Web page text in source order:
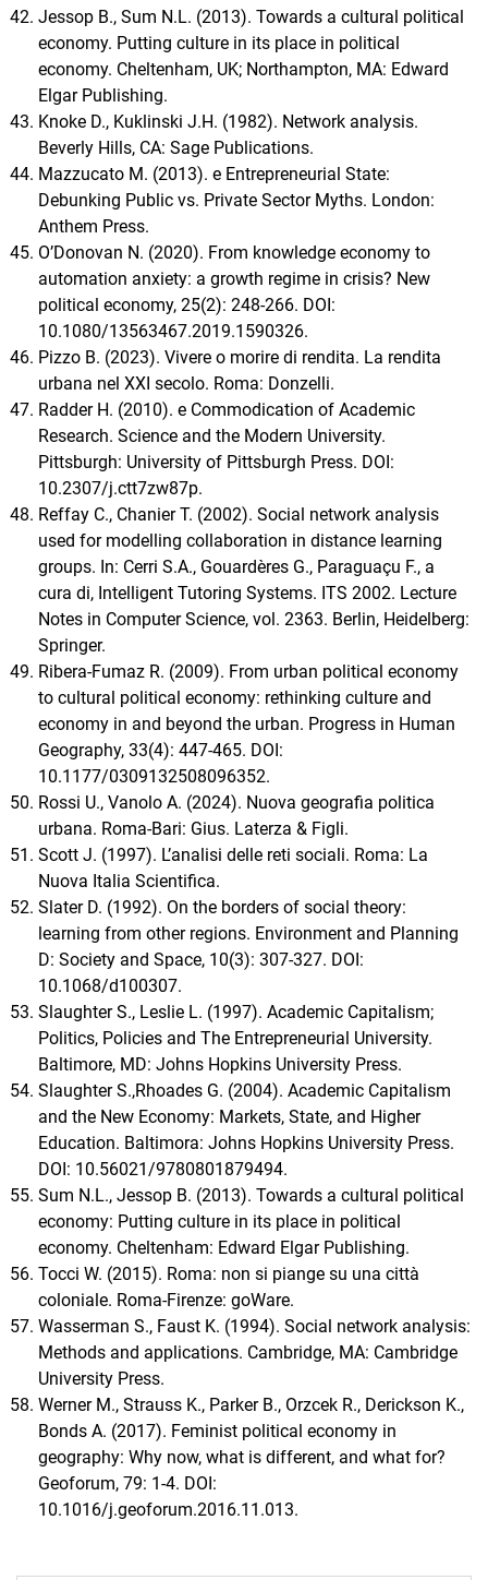
Jessop B., Sum N.L. (2013). Towards a cultural political
economy. Putting culture in its place in political
economy. Cheltenham, UK; Northampton, MA: Edward
Elgar Publishing.
Knoke D., Kuklinski J.H. (1982). Network analysis.
Beverly Hills, CA: Sage Publications.
Mazzucato M. (2013). e Entrepreneurial State:
Debunking Public vs. Private Sector Myths. London:
Anthem Press.
O’Donovan N. (2020). From knowledge economy to
automation anxiety: a growth regime in crisis? New
political economy, 25(2): 248-266. DOI:
10.1080/13563467.2019.1590326.
Pizzo B. (2023). Vivere o morire di rendita. La rendita
urbana nel XXI secolo. Roma: Donzelli.
Radder H. (2010). e Commodication of Academic
Research. Science and the Modern University.
Pittsburgh: University of Pittsburgh Press. DOI:
10.2307/j.ctt7zw87p.
Reffay C., Chanier T. (2002). Social network analysis
used for modelling collaboration in distance learning
groups. In: Cerri S.A., Gouardères G., Paraguaçu F., a
cura di, Intelligent Tutoring Systems. ITS 2002. Lecture
Notes in Computer Science, vol. 2363. Berlin, Heidelberg:
Springer.
Ribera-Fumaz R. (2009). From urban political economy
to cultural political economy: rethinking culture and
economy in and beyond the urban. Progress in Human
Geography, 33(4): 447-465. DOI:
10.1177/0309132508096352.
Rossi U., Vanolo A. (2024). Nuova geografia politica
urbana. Roma-Bari: Gius. Laterza & Figli.
Scott J. (1997). L’analisi delle reti sociali. Roma: La
Nuova Italia Scientifica.
Slater D. (1992). On the borders of social theory:
learning from other regions. Environment and Planning
D: Society and Space, 10(3): 307-327. DOI:
10.1068/d100307.
Slaughter S., Leslie L. (1997). Academic Capitalism;
Politics, Policies and The Entrepreneurial University.
Baltimore, MD: Johns Hopkins University Press.
Slaughter S.,Rhoades G. (2004). Academic Capitalism
and the New Economy: Markets, State, and Higher
Education. Baltimora: Johns Hopkins University Press.
DOI: 10.56021/9780801879494.
Sum N.L., Jessop B. (2013). Towards a cultural political
economy: Putting culture in its place in political
economy. Cheltenham: Edward Elgar Publishing.
Tocci W. (2015). Roma: non si piange su una città
coloniale. Roma-Firenze: goWare.
Wasserman S., Faust K. (1994). Social network analysis:
Methods and applications. Cambridge, MA: Cambridge
University Press.
Werner M., Strauss K., Parker B., Orzcek R., Derickson K.,
Bonds A. (2017). Feminist political economy in
geography: Why now, what is different, and what for?
Geoforum, 79: 1-4. DOI:
10.1016/j.geoforum.2016.11.013.